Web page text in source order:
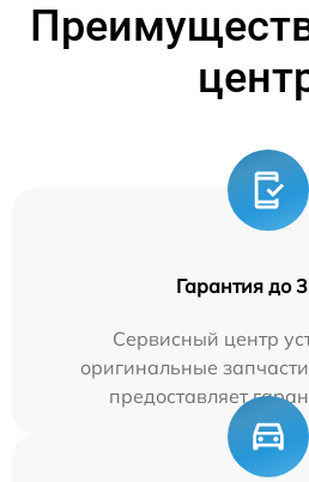
Гарантия до
Сервисный центр
оригинальные
предоставляет